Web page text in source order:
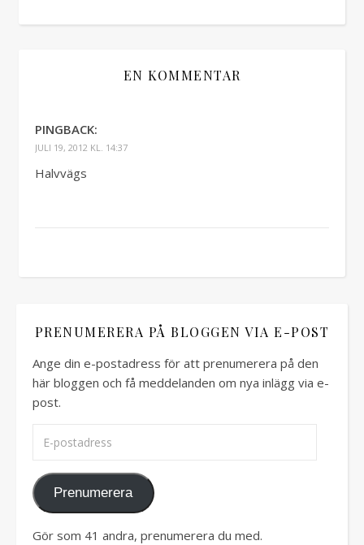
EN KOMMENTAR
PINGBACK:
JULI 19, 2012 KL. 14:37
Halvvägs
PRENUMERERA PÅ BLOGGEN VIA E-POST
Ange din e-postadress för att prenumerera på den
här bloggen och få meddelanden om nya inlägg via e-
post.
Prenumerera
Gör som 41 andra, prenumerera du med.